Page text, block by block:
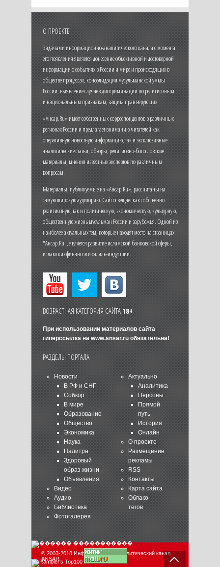
О ПРОЕКТЕ
Задачами информационно-аналитического канала с момента
его появления является донесение объективной и достоверной
информации о событиях в России и мире и происходящих в
обществе процессах, консолидация мусульманской уммы
России, выявление случаев дискриминации по религиозным
и национальным признакам, защита прав верующих.
«Ансар.Ru» имеет собственных корреспондентов в различных
регионах России и предлагает вниманию читателей как
оперативную новостную информацию, так и эксклюзивные
аналитические статьи, обзоры, религиозно-богословские
материалы, мнения известных экспертов по различным
вопросам.
Материалы, публикуемые на «Ансар.Ru», рассчитаны на
самую широкую аудиторию. Сайт освещает как собственно
религиозную, так и политическую, экономическую, культурную,
общественную жизнь мусульман России и зарубежья. Одной из
наиболее актуальных тем, которые находят место на страницах
"Ансар.Ru", является развитие исламской банковской сферы,
исламских финансов и халяль-индустрии.
ВОЗРАСТНАЯ КАТЕГОРИЯ САЙТА18+
При использовании материалов сайта
гиперссылка на www.ansar.ruобязательна!
РАЗДЕЛЫ ПОРТАЛА
Новости
В РФ и СНГ
Собкор
В мире
Образование
Общество
Экономика
Наука
Палитра
Здоровый
образ жизни
Объявления
Видео
Аудио
Библиотека
Фотогалерея
Актуально
Аналитика
Персоны
Прямой
путь
История
Онлайн
О проекте
Размещение
рекламы
RSS
Контакты
Карта сайта
Облако
тегов
© 2003-2018 Информационно-аналитический канал
ANSAR